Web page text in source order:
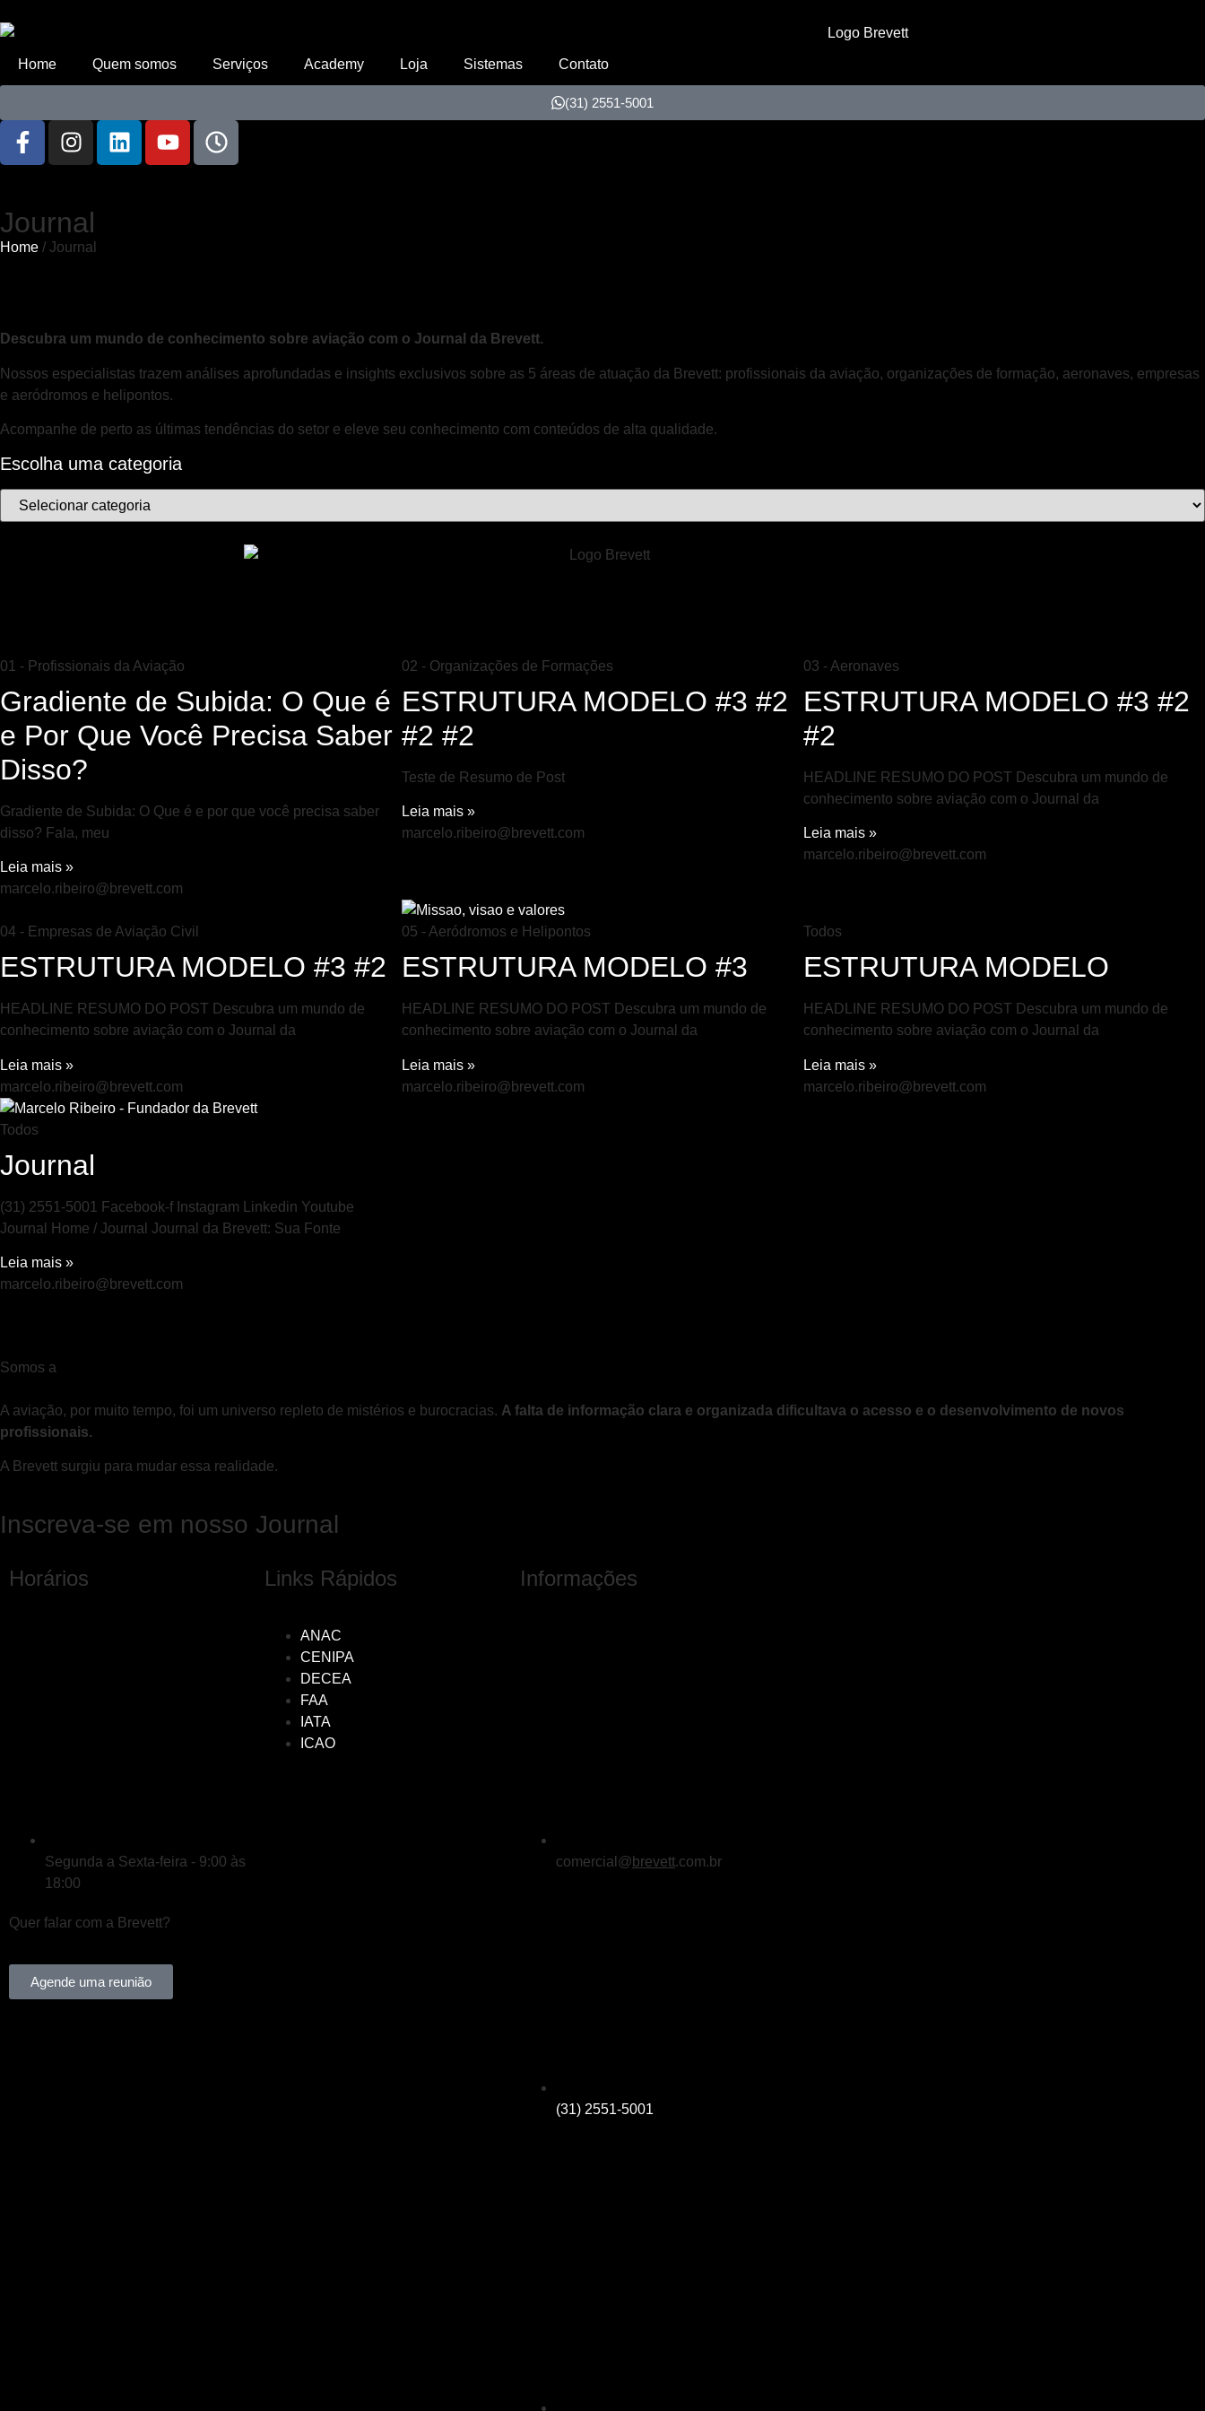
Home Quem somos Serviços Academy Loja Sistemas Contato
(31) 2551-5001
Journal
Home / Journal
Descubra um mundo de conhecimento sobre aviação com o Journal da Brevett.
Nossos especialistas trazem análises aprofundadas e insights exclusivos sobre as 5 áreas de atuação da Brevett: profissionais da aviação, organizações de formação, aeronaves, empresas
e aeródromos e helipontos.
Acompanhe de perto as últimas tendências do setor e eleve seu conhecimento com conteúdos de alta qualidade.
Escolha uma categoria
01 - Profissionais da Aviação
Gradiente de Subida: O Que é
e Por Que Você Precisa Saber
Disso?
Gradiente de Subida: O Que é e por que você precisa saber
disso? Fala, meu
Leia mais »
marcelo.ribeiro@brevett.com
02 - Organizações de Formações
ESTRUTURA MODELO #3 #2
#2 #2
Teste de Resumo de Post
Leia mais »
marcelo.ribeiro@brevett.com
03 - Aeronaves
ESTRUTURA MODELO #3 #2
#2
HEADLINE RESUMO DO POST Descubra um mundo de
conhecimento sobre aviação com o Journal da
Leia mais »
marcelo.ribeiro@brevett.com
04 - Empresas de Aviação Civil
ESTRUTURA MODELO #3 #2
HEADLINE RESUMO DO POST Descubra um mundo de
conhecimento sobre aviação com o Journal da
Leia mais »
marcelo.ribeiro@brevett.com
05 - Aeródromos e Helipontos
ESTRUTURA MODELO #3
HEADLINE RESUMO DO POST Descubra um mundo de
conhecimento sobre aviação com o Journal da
Leia mais »
marcelo.ribeiro@brevett.com
Todos
ESTRUTURA MODELO
HEADLINE RESUMO DO POST Descubra um mundo de
conhecimento sobre aviação com o Journal da
Leia mais »
marcelo.ribeiro@brevett.com
Todos
Journal
(31) 2551-5001 Facebook-f Instagram Linkedin Youtube
Journal Home / Journal Journal da Brevett: Sua Fonte
Leia mais »
marcelo.ribeiro@brevett.com
Somos a
A aviação, por muito tempo, foi um universo repleto de mistérios e burocracias. A falta de informação clara e organizada dificultava o acesso e o desenvolvimento de novos
profissionais.
A Brevett surgiu para mudar essa realidade.
Inscreva-se em nosso Journal
Horários
Segunda a Sexta-feira - 9:00 às
18:00
Quer falar com a Brevett?
Agende uma reunião
Links Rápidos
ANAC
CENIPA
DECEA
FAA
IATA
ICAO
Informações
comercial@ brevett.com.br
(31) 2551-5001